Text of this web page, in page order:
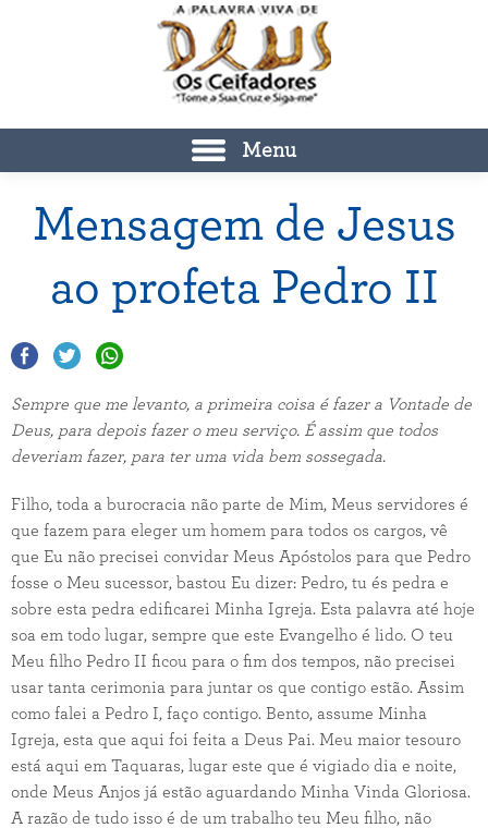
Menu
Mensagem de Jesus
ao profeta Pedro II
Sempre que me levanto, a primeira coisa é fazer a Vontade de
Deus, para depois fazer o meu serviço. É assim que todos
deveriam fazer, para ter uma vida bem sossegada.
Filho, toda a burocracia não parte de Mim, Meus servidores é
que fazem para eleger um homem para todos os cargos, vê
que Eu não precisei convidar Meus Apóstolos para que Pedro
fosse o Meu sucessor, bastou Eu dizer: Pedro, tu és pedra e
sobre esta pedra edificarei Minha Igreja. Esta palavra até hoje
soa em todo lugar, sempre que este Evangelho é lido. O teu
Meu filho Pedro II ficou para o fim dos tempos, não precisei
usar tanta cerimonia para juntar os que contigo estão. Assim
como falei a Pedro I, faço contigo. Bento, assume Minha
Igreja, esta que aqui foi feita a Deus Pai. Meu maior tesouro
está aqui em Taquaras, lugar este que é vigiado dia e noite,
onde Meus Anjos já estão aguardando Minha Vinda Gloriosa.
A razão de tudo isso é de um trabalho teu Meu filho, não